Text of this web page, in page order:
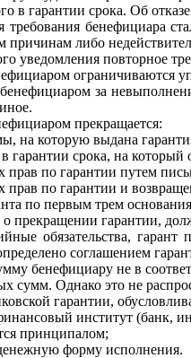
в гарантии срока. Об
требования бенефициара
причинам либо
уведомления повторное
ограничиваются
за
прекращается:
на которую выдана
гарантии срока, на который
по гарантии путем
прав по гарантии и
по первым трем
о прекращении гарантии,
обязательства,
соглашением
бенефициару не в
сумм. Однако это не
гарантии,
институт (банк,
принципалом;
форму исполнения.